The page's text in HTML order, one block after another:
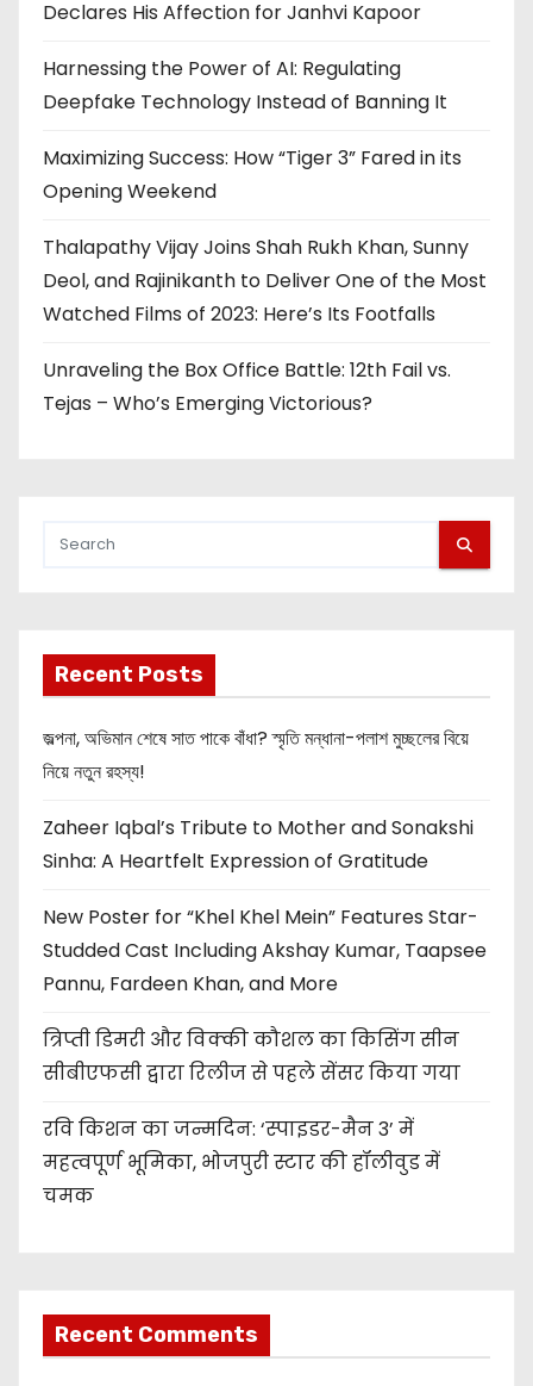
Declares His Affection for Janhvi Kapoor
Harnessing the Power of AI: Regulating
Deepfake Technology Instead of Banning It
Maximizing Success: How “Tiger 3” Fared in its
Opening Weekend
Thalapathy Vijay Joins Shah Rukh Khan, Sunny
Deol, and Rajinikanth to Deliver One of the Most
Watched Films of 2023: Here’s Its Footfalls
Unraveling the Box Office Battle: 12th Fail vs.
Tejas – Who’s Emerging Victorious?
Recent Posts
জল্পনা, অভিমান শেষে সাত পাকে বাঁধা? স্মৃতি মন্ধানা-পলাশ মুচ্ছলের বিয়ে
নিয়ে নতুন রহস্য!
Zaheer Iqbal’s Tribute to Mother and Sonakshi
Sinha: A Heartfelt Expression of Gratitude
New Poster for “Khel Khel Mein” Features Star-
Studded Cast Including Akshay Kumar, Taapsee
Pannu, Fardeen Khan, and More
त्रिप्ती डिमरी और विक्की कौशल का किसिंग सीन
सीबीएफसी द्वारा रिलीज से पहले सेंसर किया गया
रवि किशन का जन्मदिन: ‘स्पाइडर-मैन 3’ में
महत्वपूर्ण भूमिका, भोजपुरी स्टार की हॉलीवुड में
चमक
Recent Comments